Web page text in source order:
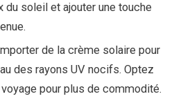
du soleil et ajouter une touche
de la crème solaire pour
des rayons UV nocifs. Optez
pour plus de commodité.